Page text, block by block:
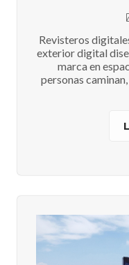
Revisteros
exterior digital
marca en
personas